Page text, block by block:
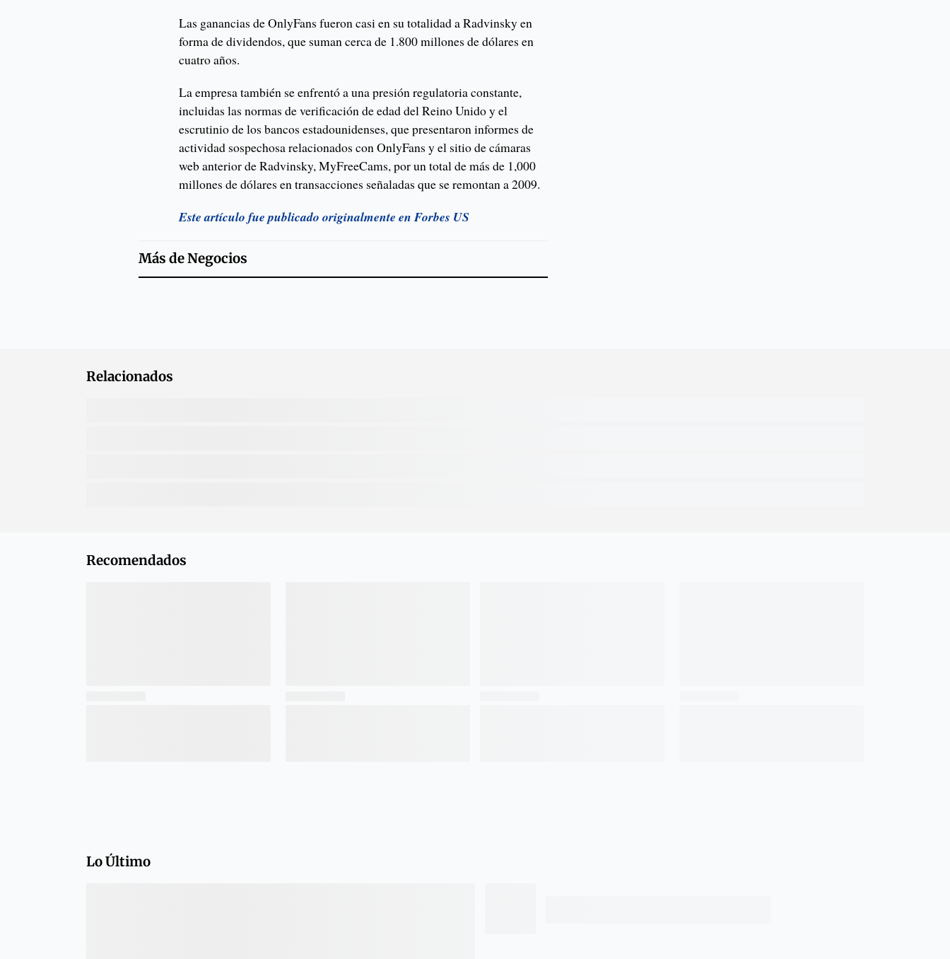
Las ganancias de OnlyFans fueron casi en su totalidad a Radvinsky en
forma de dividendos, que suman cerca de 1.800 millones de dólares en
cuatro años.
La empresa también se enfrentó a una presión regulatoria constante,
incluidas las normas de verificación de edad del Reino Unido y el
escrutinio de los bancos estadounidenses, que presentaron informes de
actividad sospechosa relacionados con OnlyFans y el sitio de cámaras
web anterior de Radvinsky, MyFreeCams, por un total de más de 1,000
millones de dólares en transacciones señaladas que se remontan a 2009.
Este artículo fue publicado originalmente en Forbes US
Más deNegocios
Relacionados
Recomendados
Lo Último